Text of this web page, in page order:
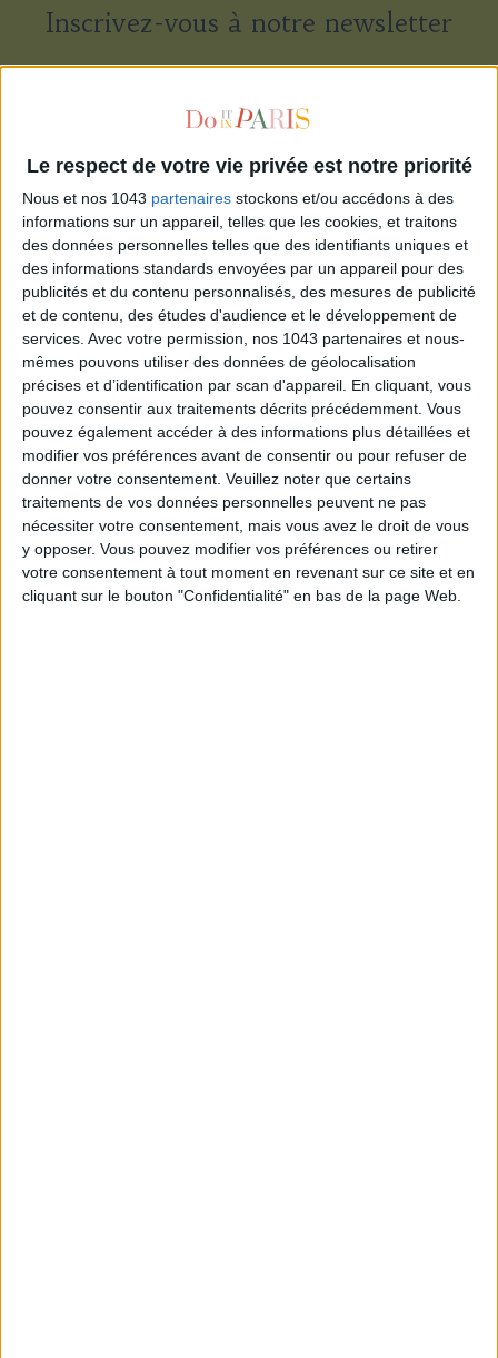
Le respect de votre vie privée est notre priorité
Nous et nos 1043 partenaires stockons et/ou accédons à des
informations sur un appareil, telles que les cookies, et traitons
des données personnelles telles que des identifiants uniques et
des informations standards envoyées par un appareil pour des
publicités et du contenu personnalisés, des mesures de publicité
et de contenu, des études d'audience et le développement de
services. Avec votre permission, nos 1043 partenaires et nous-
mêmes pouvons utiliser des données de géolocalisation
précises et d’identification par scan d'appareil. En cliquant, vous
pouvez consentir aux traitements décrits précédemment. Vous
pouvez également accéder à des informations plus détaillées et
modifier vos préférences avant de consentir ou pour refuser de
donner votre consentement. Veuillez noter que certains
traitements de vos données personnelles peuvent ne pas
nécessiter votre consentement, mais vous avez le droit de vous
y opposer. Vous pouvez modifier vos préférences ou retirer
votre consentement à tout moment en revenant sur ce site et en
cliquant sur le bouton "Confidentialité" en bas de la page Web.
Inscrivez-vous à notre newsletter
ADOPT PARFUMS RÉVOLUTIONNE LA PARFUMERIE MADE IN FRANCE À PETIT PRIX